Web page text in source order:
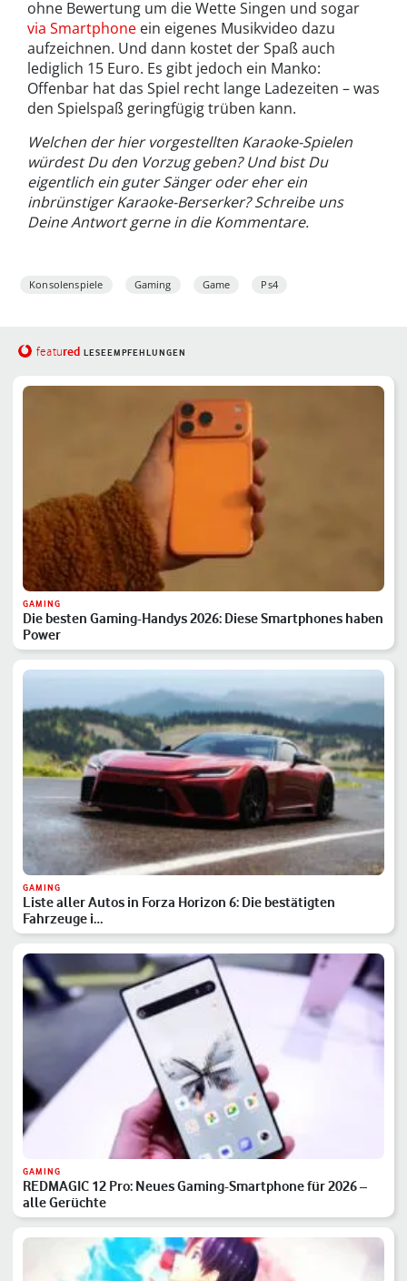
ohne Bewertung um die Wette Singen und sogar
via Smartphone ein eigenes Musikvideo dazu
aufzeichnen. Und dann kostet der Spaß auch
lediglich 15 Euro. Es gibt jedoch ein Manko:
Offenbar hat das Spiel recht lange Ladezeiten – was
den Spielspaß geringfügig trüben kann.
Welchen der hier vorgestellten Karaoke-Spielen
würdest Du den Vorzug geben? Und bist Du
eigentlich ein guter Sänger oder eher ein
inbrünstiger Karaoke-Berserker? Schreibe uns
Deine Antwort gerne in die Kommentare.
Konsolenspiele Gaming Game Ps4
featured LESEEMPFEHLUNGEN
GAMING
Die besten Gaming-Handys 2026: Diese Smartphones haben
Power
GAMING
Liste aller Autos in Forza Horizon 6: Die bestätigten
Fahrzeuge i…
GAMING
REDMAGIC 12 Pro: Neues Gaming-Smartphone für 2026 –
alle Gerüchte